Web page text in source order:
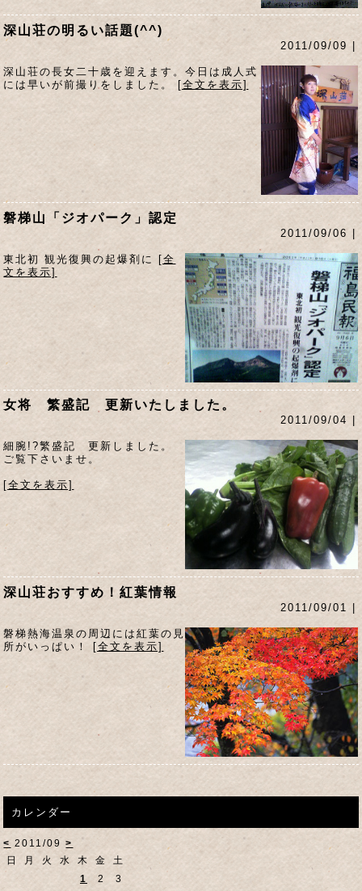
深山荘の明るい話題(^^)
2011/09/09 |
深山荘の長女二十歳を迎えます。今日は成人式
には早いが前撮りをしました。 [全文を表示]
磐梯山「ジオパーク」認定
2011/09/06 |
東北初 観光復興の起爆剤に
[全
文を表示]
女将 繁盛記 更新いたしました。
2011/09/04 |
細腕!?繁盛記 更新しました。
ご覧下さいませ。
[全文を表示]
深山荘おすすめ！紅葉情報
2011/09/01 |
磐梯熱海温泉の周辺には紅葉の見
所がいっぱい！
[全文を表示]
カレンダー
< 2011/09>
日
月 火 水 木 金
土
1
2
3